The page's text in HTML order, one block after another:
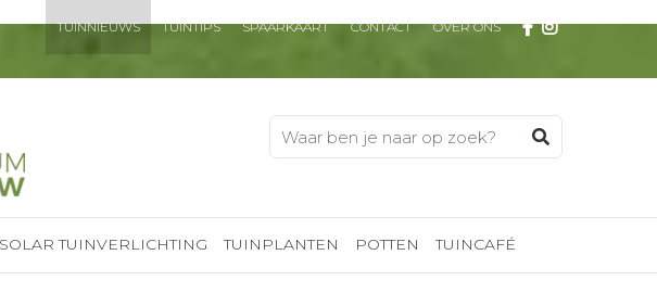
TUINNIEUWS TUINTIPS SPAARKAART CONTACT OVER ONS
SOLAR TUINVERLICHTING TUINPLANTEN POTTEN TUINCAFÉ